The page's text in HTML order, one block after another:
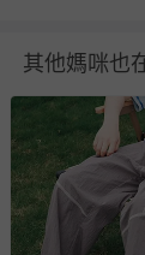
＊本商品銷往
其他媽咪也